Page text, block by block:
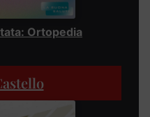
Ortopedia